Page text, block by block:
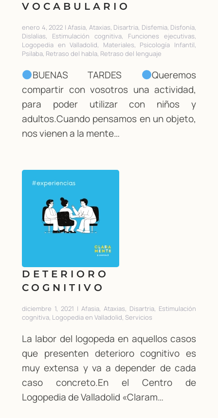
VOCABULARIO
enero 4, 2022 | Afasia, Ataxias, Disartria, Disfemia, Disfonía,
Dislalias, Estimulación cognitiva, Funciones ejecutivas,
Logopedia en Valladolid, Materiales, Psicología Infantil,
Psilaba, Retraso del habla, Retraso del lenguaje
BUENAS TARDES
Queremos
compartir con vosotros una actividad,
para poder utilizar con niños y
adultos.Cuando pensamos en un objeto,
nos vienen a la mente…
DETERIORO
COGNITIVO
diciembre 1, 2021 | Afasia, Ataxias, Disartria, Estimulación
cognitiva, Logopedia en Valladolid, Servicios
La labor del logopeda en aquellos casos
que presenten deterioro cognitivo es
muy extensa y va a depender de cada
caso concreto.En el Centro de
Logopedia de Valladolid «Claram…